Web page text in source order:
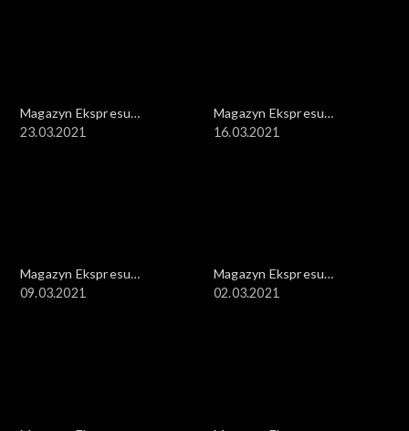
Magazyn Ekspresu
Reporterów
23.03.2021
Magazyn Ekspresu
Reporterów
16.03.2021
Magazyn Ekspresu
Reporterów
09.03.2021
Magazyn Ekspresu
Reporterów
02.03.2021